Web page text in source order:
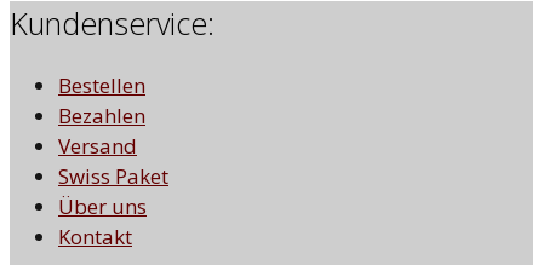
Kundenservice:
Bestellen
Bezahlen
Versand
Swiss Paket
Über uns
Kontakt